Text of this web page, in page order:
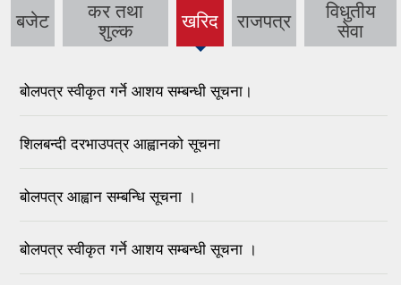
बजेट
कर तथा
शुल्क
खरिद
(active
tab)
राजपत्र
विधुतीय
सेवा
बोलपत्र स्वीकृत गर्ने आशय सम्बन्धी सूचना।
शिलबन्दी दरभाउपत्र आह्वानको सूचना
बोलपत्र आह्वान सम्बन्धि सूचना ।
बोलपत्र स्वीकृत गर्ने आशय सम्बन्धी सूचना ।